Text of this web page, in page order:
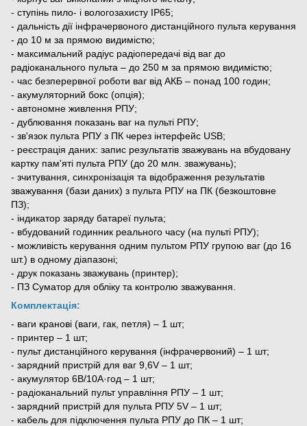
- ступінь пило- і вологозахисту ІР65;
- дальність дії інфрачервоного дистанційного пульта керування
- до 10 м за прямою видимістю;
- максимальний радіус радіопередачі від ваг до
радіоканального пульта – до 250 м за прямою видимістю;
- час безперервної роботи ваг від АКБ – понад 100 годин;
- акумуляторний бокс (опція);
- автономне живлення РПУ;
- дублювання показань ваг на пульті РПУ;
- зв'язок пульта РПУ з ПК через інтерфейс USB;
- реєстрація даних: запис результатів зважувань на вбудовану
картку пам'яті пульта РПУ (до 20 млн. зважувань);
- зчитування, синхронізація та відображення результатів
зважування (бази даних) з пульта РПУ на ПК (безкоштовне
ПЗ);
- індикатор заряду батареї пульта;
- вбудований годинник реального часу (на пульті РПУ);
- можливість керування одним пультом РПУ групою ваг (до 16
шт.) в одному діапазоні;
- друк показань зважувань (принтер);
- ПЗ Суматор для обліку та контролю зважування.
Комплектація:
- ваги кранові (ваги, гак, петля) – 1 шт;
- принтер – 1 шт;
- пульт дистанційного керування (інфрачервоний) – 1 шт;
- зарядний пристрій для ваг 9,6V – 1 шт;
- акумулятор 6В/10А·год – 1 шт;
- радіоканальний пульт управління РПУ – 1 шт;
- зарядний пристрій для пульта РПУ 5V – 1 шт;
- кабель для підключення пульта РПУ до ПК – 1 шт;